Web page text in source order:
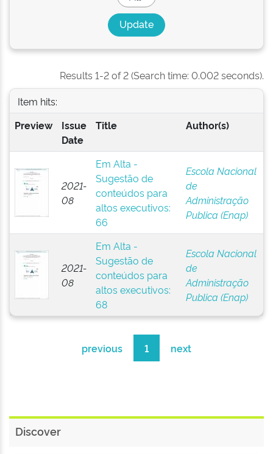
Results 1-2 of 2 (Search time: 0.002 seconds).
Item hits:
Preview
Issue
Date
Title Author(s)
2021-
08
Em Alta -
Sugestão de
conteúdos para
altos executivos:
66
Escola Nacional
de
Administração
Publica (Enap)
2021-
08
Em Alta -
Sugestão de
conteúdos para
altos executivos:
68
Escola Nacional
de
Administração
Publica (Enap)
previous 1 next
Discover